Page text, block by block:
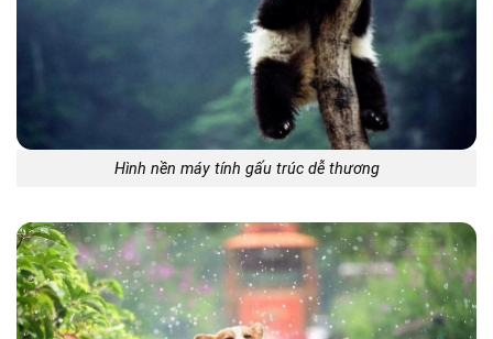
Hình nền máy tính gấu trúc dễ thương